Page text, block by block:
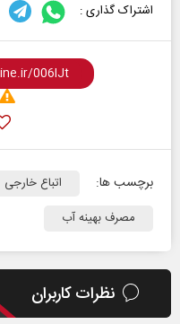
اشتراک گذاری :
برچسب ها: اتباع خارجی
مصرف بهینه آب
نظرات کاربران